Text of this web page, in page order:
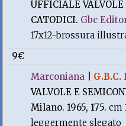
UFFICIALE
CATODICI. Gbc
17x12-brossura
9€
Marconiana
VALVOLE E
Milano. 1965, 175.cm
leggermente slegato